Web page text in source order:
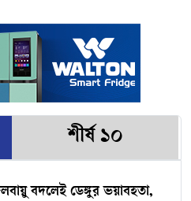
শীর্ষ ১০
বদলেই ডেঙ্গুর ভয়াবহতা,